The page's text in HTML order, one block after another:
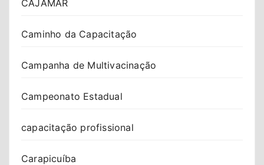
CAJAMAR
Caminho da Capacitação
Campanha de Multivacinação
Campeonato Estadual
capacitação profissional
Carapicuíba